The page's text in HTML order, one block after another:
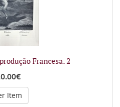
Francesa. 2
Item